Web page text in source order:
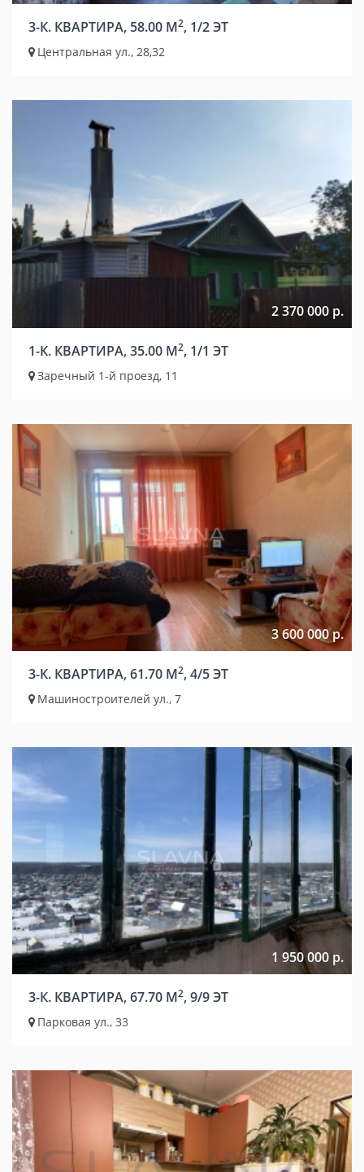
3-К. КВАРТИРА, 58.00 М2, 1/2 ЭТ
Центральная ул., 28,32
2 370 000 р.
1-К. КВАРТИРА, 35.00 М2, 1/1 ЭТ
Заречный 1-й проезд, 11
3 600 000 р.
3-К. КВАРТИРА, 61.70 М2, 4/5 ЭТ
Машиностроителей ул., 7
1 950 000 р.
3-К. КВАРТИРА, 67.70 М2, 9/9 ЭТ
Парковая ул., 33